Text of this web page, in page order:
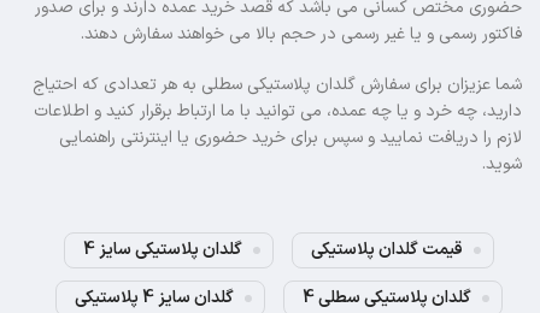
حضوری مختص کسانی می باشد که قصد خرید عمده دارند و برای صدور
فاکتور رسمی و یا غیر رسمی در حجم بالا می خواهند سفارش دهند.
شما عزیزان برای سفارش گلدان پلاستیکی سطلی به هر تعدادی که احتیاج
دارید، چه خرد و یا چه عمده، می توانید با ما ارتباط برقرار کنید و اطلاعات
لازم را دریافت نمایید و سپس برای خرید حضوری یا اینترنتی راهنمایی
شوید.
قیمت گلدان پلاستیکی
گلدان پلاستیکی سایز 4
گلدان پلاستیکی سطلی 4
گلدان سایز 4 پلاستیکی